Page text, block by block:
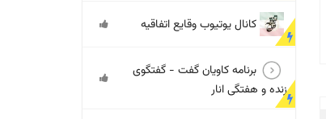
کانال یوتیوب وقایع اتفاقیه
برنامه کاویان گفت - گفتگوی
زنده و هفتگی انار